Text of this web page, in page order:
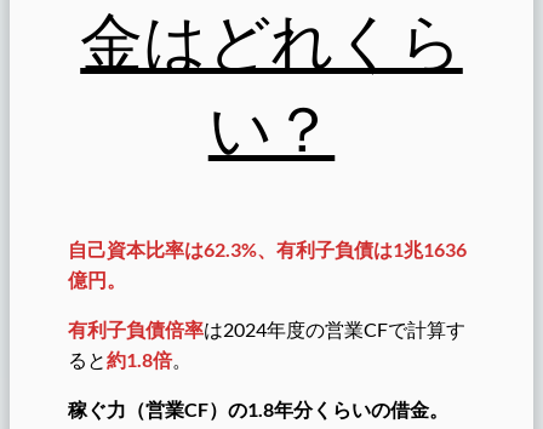
金はどれくら
い？
自己資本比率は62.3%、有利子負債は1兆1636
億円。
有利子負債倍率は2024年度の営業CFで計算す
ると約1.8倍。
稼ぐ力（営業CF）の1.8年分くらいの借金。